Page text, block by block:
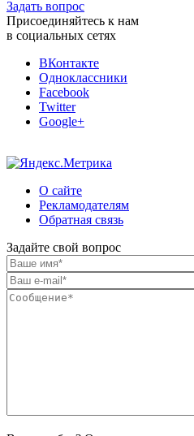
Задать вопрос
Присоединяйтесь к нам
в социальных сетях
ВКонтакте
Одноклассники
Facebook
Twitter
Google+
О сайте
Рекламодателям
Обратная связь
Задайте свой вопрос